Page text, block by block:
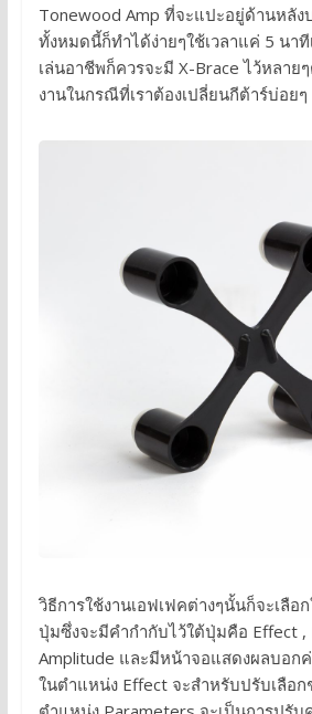
Tonewood Amp ที่จะแปะอยู่ด้านหลัง
ทั้งหมดนี้ก็ทำได้ง่ายๆใช้เวลาแค่ 5 นา
เล่นอาชีพก็ควรจะมี X-Brace ไว้หลาย
งานในกรณีที่เราต้องเปลี่ยนกีต้าร์บ่อยๆ
วิธีการใช้งานเอฟเฟคต่างๆนั้นก็จะเลือ
ปุ่มซึ่งจะมีคำกำกับไว้ใต้ปุ่มคือ Effect ,
Amplitude และมีหน้าจอแสดงผลบอก
ในตำแหน่ง Effect จะสำหรับปรับเลือก